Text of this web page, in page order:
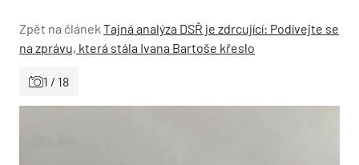
Zpět na článek Tajná analýza DSŘ je zdrcující: Podívejte se
na zprávu, která stála Ivana Bartoše křeslo
1 / 18